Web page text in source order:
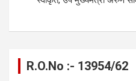
R.O.No :- 13954/62